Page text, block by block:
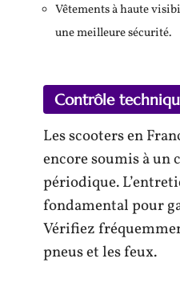
Vêtements à haute
une meilleure sécurité.
Contrôle
Les scooters en
encore soumis à un
périodique.
fondamental pour
Vérifiez
pneus et les feux.